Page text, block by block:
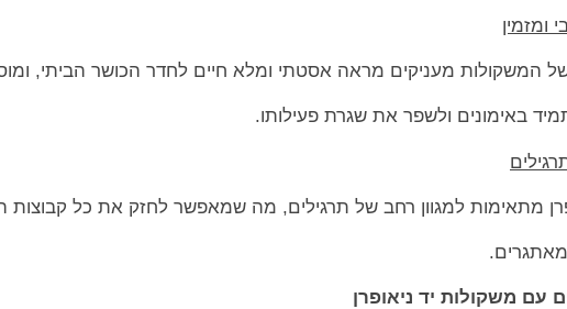
המשקולות מעניקים מראה אסטתי ומלא חיים לחדר הכושר הביתי,
באימונים ולשפר את שגרת פעילותו.
מתאימות למגוון רחב של תרגילים, מה שמאפשר לחזק את כל קבוצות
עם משקולות יד ניאופרן